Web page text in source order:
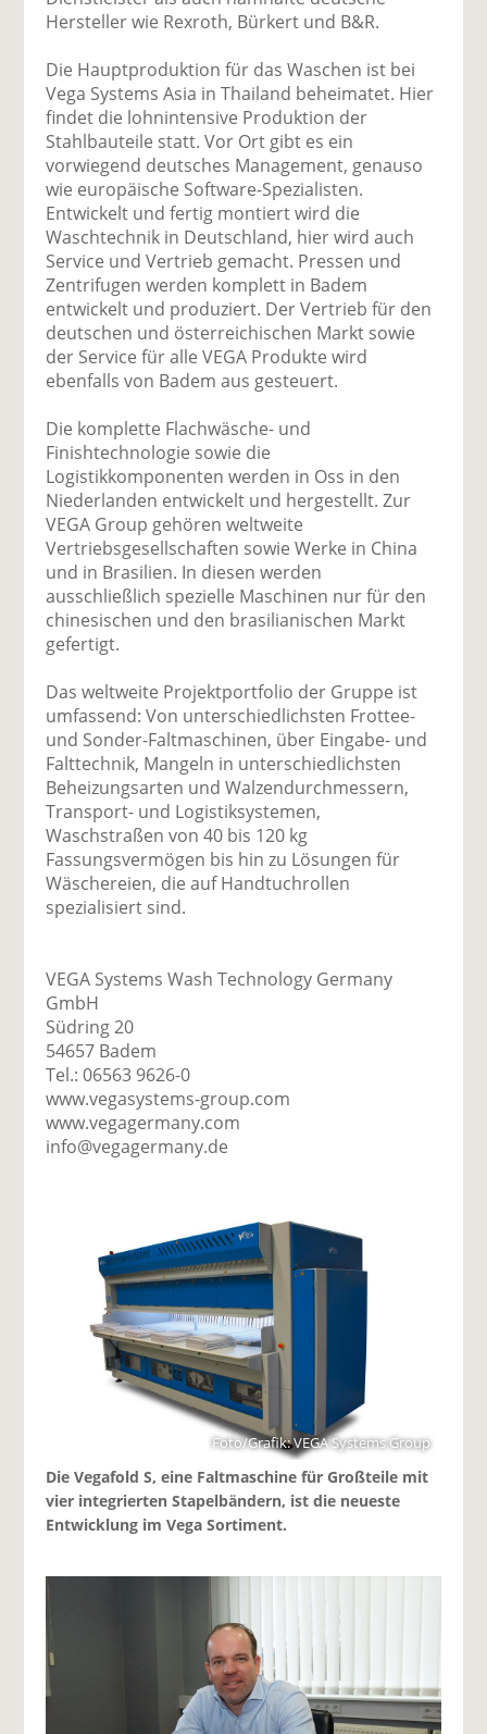
Hersteller wie Rexroth, Bürkert und B&R.
Die Hauptproduktion für das Waschen ist bei
Vega Systems Asia in Thailand beheimatet. Hier
findet die lohnintensive Produktion der
Stahlbauteile statt. Vor Ort gibt es ein
vorwiegend deutsches Management, genauso
wie europäische Software-Spezialisten.
Entwickelt und fertig montiert wird die
Waschtechnik in Deutschland, hier wird auch
Service und Vertrieb gemacht. Pressen und
Zentrifugen werden komplett in Badem
entwickelt und produziert. Der Vertrieb für den
deutschen und österreichischen Markt sowie
der Service für alle VEGA Produkte wird
ebenfalls von Badem aus gesteuert.
Die komplette Flachwäsche- und
Finishtechnologie sowie die
Logistikkomponenten werden in Oss in den
Niederlanden entwickelt und hergestellt. Zur
VEGA Group gehören weltweite
Vertriebsgesellschaften sowie Werke in China
und in Brasilien. In diesen werden
ausschließlich spezielle Maschinen nur für den
chinesischen und den brasilianischen Markt
gefertigt.
Das weltweite Projektportfolio der Gruppe ist
umfassend: Von unterschiedlichsten Frottee-
und Sonder-Faltmaschinen, über Eingabe- und
Falttechnik, Mangeln in unterschiedlichsten
Beheizungsarten und Walzendurchmessern,
Transport- und Logistiksystemen,
Waschstraßen von 40 bis 120 kg
Fassungsvermögen bis hin zu Lösungen für
Wäschereien, die auf Handtuchrollen
spezialisiert sind.
VEGA Systems Wash Technology Germany
GmbH
Südring 20
54657 Badem
Tel.: 06563 9626-0
www.vegasystems-group.com
www.vegagermany.com
info@vegagermany.de
Foto/Grafik: VEGA Systems Group
Die Vegafold S, eine Faltmaschine für Großteile mit
vier integrierten Stapelbändern, ist die neueste
Entwicklung im Vega Sortiment.